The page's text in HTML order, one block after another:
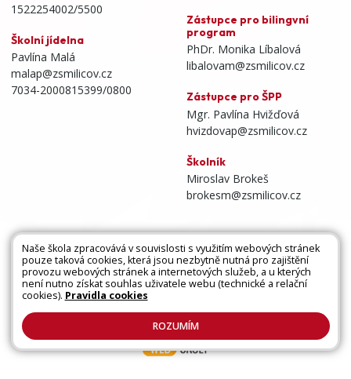
1522254002/5500
Školní jídelna
Pavlína Malá
malap@zsmilicov.cz
7034-2000815399/0800
Zástupce pro bilingvní
program
PhDr. Monika Líbalová
libalovam@zsmilicov.cz
Zástupce pro ŠPP
Mgr. Pavlína Hvižďová
hvizdovap@zsmilicov.cz
Školník
Miroslav Brokeš
brokesm@zsmilicov.cz
Všechna práva vyhrazena. Copyright © 2026 |
Mapa stránek|Kontakty|Přihlásit|Prohlášení
o přístupnosti|
Naše škola zpracovává v souvislosti s využitím webových stránek
pouze taková cookies, která jsou nezbytně nutná pro zajištění
provozu webových stránek a internetových služeb, a u kterých
není nutno získat souhlas uživatele webu (technické a relační
cookies). Pravidla cookies
ROZUMÍM